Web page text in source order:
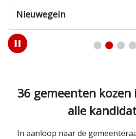
Zeist
Play
/
36 gemeenten kozen
alle
In aanloop naar de